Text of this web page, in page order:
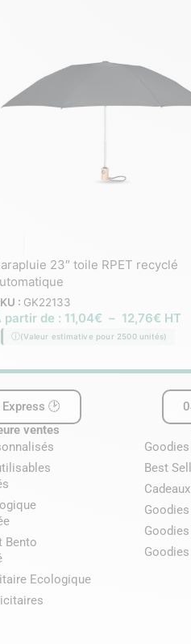
23″ toile RPET recyclé
: GK22133
partir de : 11,04€ – 12,76€ HT
(Valeur estimative pour 2500 unités)
🕑
ventes
Bento
Ecologique
Best
Goodies